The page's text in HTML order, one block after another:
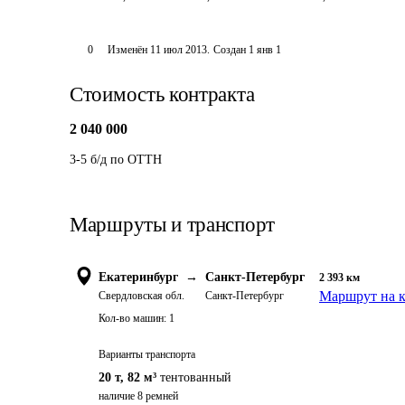
0 Изменён 11 июл 2013. Создан 1 янв 1
Стоимость контракта
2 040 000
3-5 б/д по ОТТН
Маршруты и транспорт
Екатеринбург →
Свердловская обл.
Санкт-Петербург
Санкт-Петербург
2 393 км
Маршрут на
Кол-во машин: 1
Варианты транспорта
20 т, 82 м³ тентованный
наличие 8 ремней